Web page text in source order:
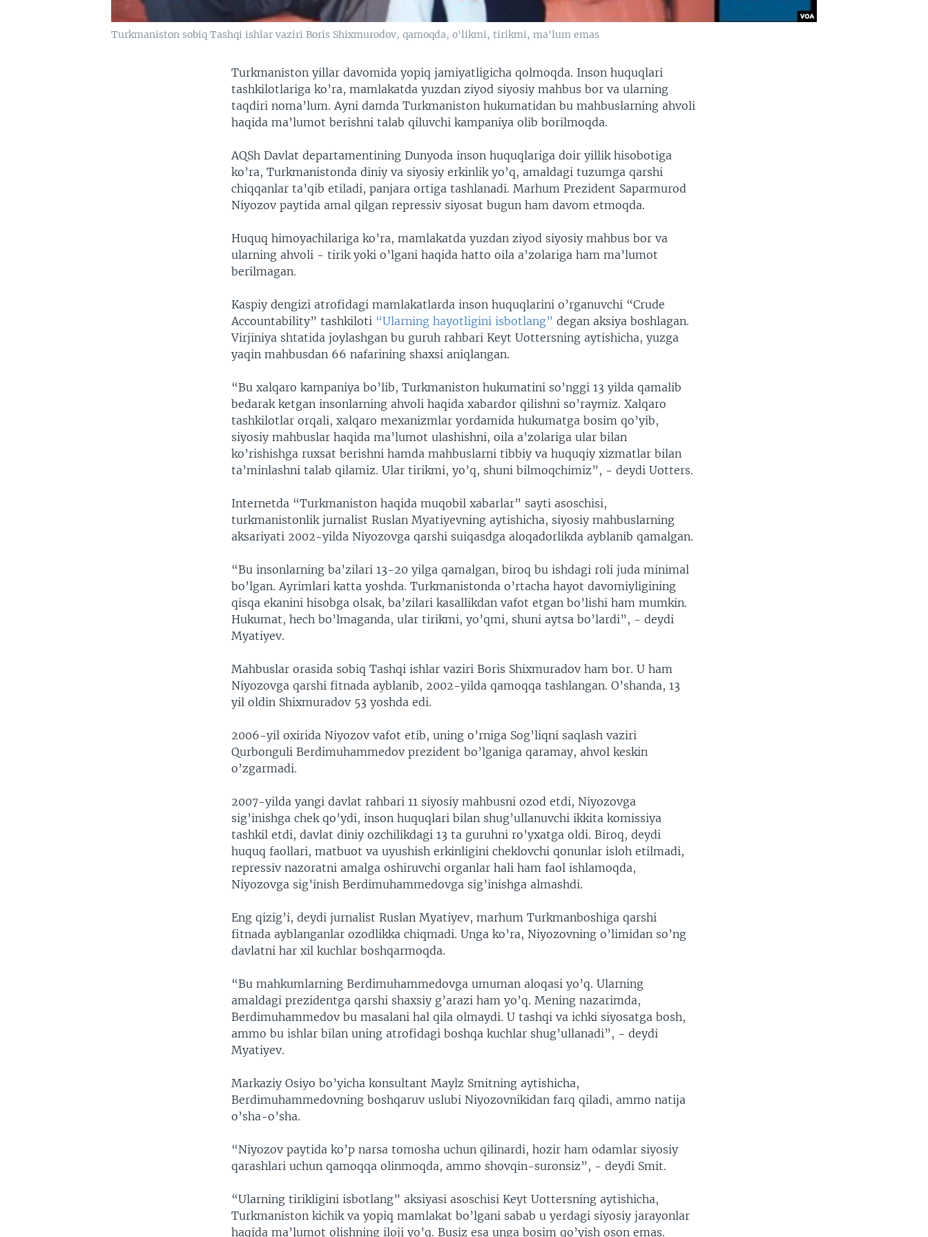
Turkmaniston sobiq Tashqi ishlar vaziri Boris Shixmurodov, qamoqda, o'likmi, tirikmi, ma'lum emas
Turkmaniston yillar davomida yopiq jamiyatligicha qolmoqda. Inson huquqlari
tashkilotlariga ko’ra, mamlakatda yuzdan ziyod siyosiy mahbus bor va ularning
taqdiri noma’lum. Ayni damda Turkmaniston hukumatidan bu mahbuslarning ahvoli
haqida ma’lumot berishni talab qiluvchi kampaniya olib borilmoqda.
AQSh Davlat departamentining Dunyoda inson huquqlariga doir yillik hisobotiga
ko’ra, Turkmanistonda diniy va siyosiy erkinlik yo’q, amaldagi tuzumga qarshi
chiqqanlar ta’qib etiladi, panjara ortiga tashlanadi. Marhum Prezident Saparmurod
Niyozov paytida amal qilgan repressiv siyosat bugun ham davom etmoqda.
Huquq himoyachilariga ko’ra, mamlakatda yuzdan ziyod siyosiy mahbus bor va
ularning ahvoli - tirik yoki o’lgani haqida hatto oila a’zolariga ham ma’lumot
berilmagan.
Kaspiy dengizi atrofidagi mamlakatlarda inson huquqlarini o’rganuvchi “Crude
Accountability” tashkiloti “Ularning hayotligini isbotlang” degan aksiya boshlagan.
Virjiniya shtatida joylashgan bu guruh rahbari Keyt Uottersning aytishicha, yuzga
yaqin mahbusdan 66 nafarining shaxsi aniqlangan.
“Bu xalqaro kampaniya bo’lib, Turkmaniston hukumatini so’nggi 13 yilda qamalib
bedarak ketgan insonlarning ahvoli haqida xabardor qilishni so’raymiz. Xalqaro
tashkilotlar orqali, xalqaro mexanizmlar yordamida hukumatga bosim qo’yib,
siyosiy mahbuslar haqida ma’lumot ulashishni, oila a’zolariga ular bilan
ko’rishishga ruxsat berishni hamda mahbuslarni tibbiy va huquqiy xizmatlar bilan
ta’minlashni talab qilamiz. Ular tirikmi, yo’q, shuni bilmoqchimiz”, - deydi Uotters.
Internetda “Turkmaniston haqida muqobil xabarlar” sayti asoschisi,
turkmanistonlik jurnalist Ruslan Myatiyevning aytishicha, siyosiy mahbuslarning
aksariyati 2002-yilda Niyozovga qarshi suiqasdga aloqadorlikda ayblanib qamalgan.
“Bu insonlarning ba’zilari 13-20 yilga qamalgan, biroq bu ishdagi roli juda minimal
bo’lgan. Ayrimlari katta yoshda. Turkmanistonda o’rtacha hayot davomiyligining
qisqa ekanini hisobga olsak, ba’zilari kasallikdan vafot etgan bo’lishi ham mumkin.
Hukumat, hech bo’lmaganda, ular tirikmi, yo’qmi, shuni aytsa bo’lardi”, - deydi
Myatiyev.
Mahbuslar orasida sobiq Tashqi ishlar vaziri Boris Shixmuradov ham bor. U ham
Niyozovga qarshi fitnada ayblanib, 2002-yilda qamoqqa tashlangan. O’shanda, 13
yil oldin Shixmuradov 53 yoshda edi.
2006-yil oxirida Niyozov vafot etib, uning o’rniga Sog’liqni saqlash vaziri
Qurbonguli Berdimuhammedov prezident bo’lganiga qaramay, ahvol keskin
o’zgarmadi.
2007-yilda yangi davlat rahbari 11 siyosiy mahbusni ozod etdi, Niyozovga
sig’inishga chek qo’ydi, inson huquqlari bilan shug’ullanuvchi ikkita komissiya
tashkil etdi, davlat diniy ozchilikdagi 13 ta guruhni ro’yxatga oldi. Biroq, deydi
huquq faollari, matbuot va uyushish erkinligini cheklovchi qonunlar isloh etilmadi,
repressiv nazoratni amalga oshiruvchi organlar hali ham faol ishlamoqda,
Niyozovga sig’inish Berdimuhammedovga sig’inishga almashdi.
Eng qizig’i, deydi jurnalist Ruslan Myatiyev, marhum Turkmanboshiga qarshi
fitnada ayblanganlar ozodlikka chiqmadi. Unga ko’ra, Niyozovning o’limidan so’ng
davlatni har xil kuchlar boshqarmoqda.
“Bu mahkumlarning Berdimuhammedovga umuman aloqasi yo’q. Ularning
amaldagi prezidentga qarshi shaxsiy g’arazi ham yo’q. Mening nazarimda,
Berdimuhammedov bu masalani hal qila olmaydi. U tashqi va ichki siyosatga bosh,
ammo bu ishlar bilan uning atrofidagi boshqa kuchlar shug’ullanadi”, - deydi
Myatiyev.
Markaziy Osiyo bo’yicha konsultant Maylz Smitning aytishicha,
Berdimuhammedovning boshqaruv uslubi Niyozovnikidan farq qiladi, ammo natija
o’sha-o’sha.
“Niyozov paytida ko’p narsa tomosha uchun qilinardi, hozir ham odamlar siyosiy
qarashlari uchun qamoqqa olinmoqda, ammo shovqin-suronsiz”, - deydi Smit.
“Ularning tirikligini isbotlang” aksiyasi asoschisi Keyt Uottersning aytishicha,
Turkmaniston kichik va yopiq mamlakat bo’lgani sabab u yerdagi siyosiy jarayonlar
haqida ma’lumot olishning iloji yo’q. Busiz esa unga bosim qo’yish oson emas.